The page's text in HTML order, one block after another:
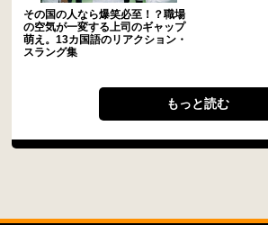
その国の人なら爆笑必至！？職場
の空気が一変する上司のギャップ
萌え。13カ国語のリアクション・
スラング集
もっと読む